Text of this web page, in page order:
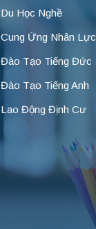
Du Học Nghề
Cung Ứng Nhân Lực
Đào Tạo Tiếng Đức
Đào Tạo Tiếng Anh
Lao Động Định Cư